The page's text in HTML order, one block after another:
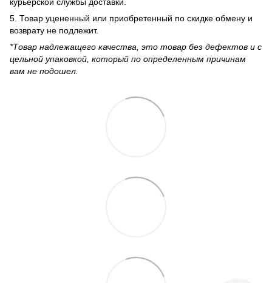
5. Товар уцененный или приобретенный по скидке обмену и
возврату не подлежит.
*Товар надлежащего качества, это товар без дефектов и с
цельной упаковкой, который по определенным причинам
вам не подошел.